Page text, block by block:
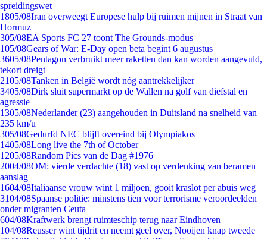
spreidingswet
1805/08Iran overweegt Europese hulp bij ruimen mijnen in Straat van
Hormuz
305/08EA Sports FC 27 toont The Grounds-modus
105/08Gears of War: E-Day open beta begint 6 augustus
3605/08Pentagon verbruikt meer raketten dan kan worden aangevuld,
tekort dreigt
2105/08Tanken in België wordt nóg aantrekkelijker
3405/08Dirk sluit supermarkt op de Wallen na golf van diefstal en
agressie
1305/08Nederlander (23) aangehouden in Duitsland na snelheid van
235 km/u
305/08Gedurfd NEC blijft overeind bij Olympiakos
1405/08Long live the 7th of October
1205/08Random Pics van de Dag #1976
2004/08OM: vierde verdachte (18) vast op verdenking van beramen
aanslag
1604/08Italiaanse vrouw wint 1 miljoen, gooit kraslot per abuis weg
3104/08Spaanse politie: minstens tien voor terrorisme veroordeelden
onder migranten Ceuta
604/08Kraftwerk brengt ruimteschip terug naar Eindhoven
104/08Reusser wint tijdrit en neemt geel over, Nooijen knap tweede